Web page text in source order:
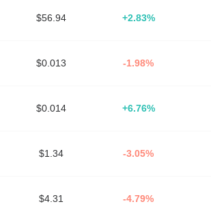
$56.94 +2.83%
$0.013 -1.98%
$0.014 +6.76%
$1.34 -3.05%
$4.31 -4.79%